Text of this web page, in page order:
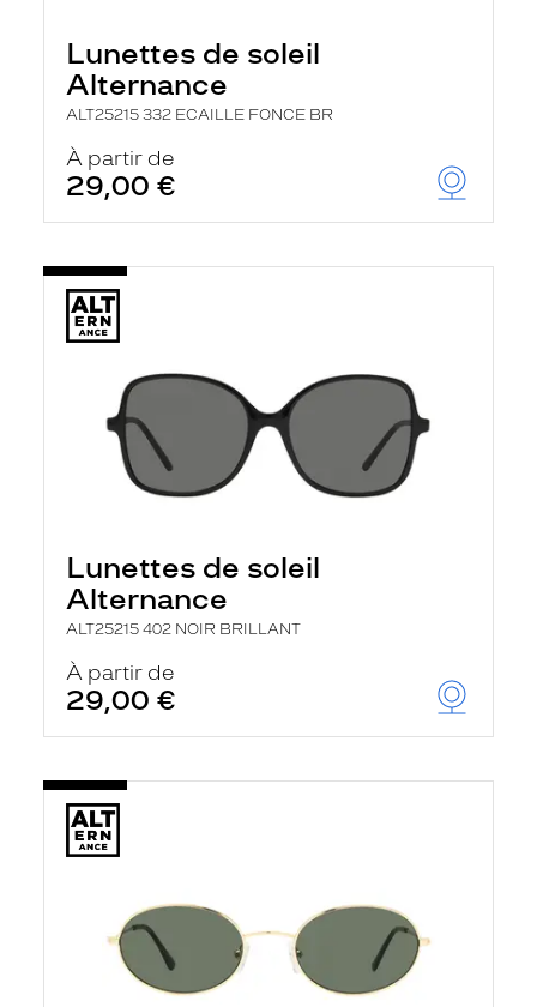
Lunettes de soleil
Alternance
ALT25215 332 ECAILLE FONCE BR
À partir de
29,00 €
Lunettes de soleil
Alternance
ALT25215 402 NOIR BRILLANT
À partir de
29,00 €